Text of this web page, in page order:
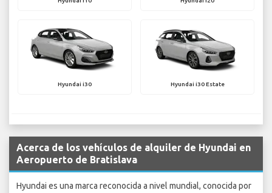
Hyundai i30 Hyundai i30 Estate
Acerca de los vehículos de alquiler de Hyundai en
Aeropuerto de Bratislava
Hyundai es una marca reconocida a nivel mundial, conocida por